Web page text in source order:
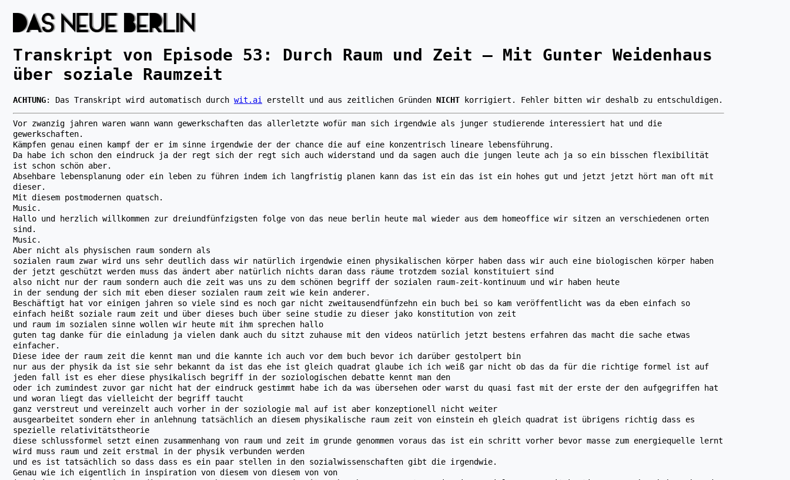
Transkript von Episode 53 : Durch Raum und Zeit – Mit Gunter Weidenhaus
über soziale Raumzeit
ACHTUNG: Das Transkript wird automatisch durch wit.ai erstellt und aus zeitlichen Gründen NICHT korrigiert. Fehler bitten wir deshalb zu entschuldigen.
Vor zwanzig jahren waren wann wann gewerkschaften das allerletzte wofür man sich irgendwie als junger studierende interessiert hat und die
gewerkschaften.
Kämpfen genau einen kampf der er im sinne irgendwie der der chance die auf eine konzentrisch lineare lebensführung.
Da habe ich schon den eindruck ja der regt sich der regt sich auch widerstand und da sagen auch die jungen leute ach ja so ein bisschen flexibilität
ist schon schön aber.
Absehbare lebensplanung oder ein leben zu führen indem ich langfristig planen kann das ist ein das ist ein hohes gut und jetzt jetzt hört man oft mit
dieser.
Mit diesem postmodernen quatsch.
Music.
Hallo und herzlich willkommen zur dreiundfünfzigsten folge von das neue berlin heute mal wieder aus dem homeoffice wir sitzen an verschiedenen orten
sind.
Music.
Aber nicht als physischen raum sondern als
sozialen raum zwar wird uns sehr deutlich dass wir natürlich irgendwie einen physikalischen körper haben dass wir auch eine biologischen körper haben
der jetzt geschützt werden muss das ändert aber natürlich nichts daran dass räume trotzdem sozial konstituiert sind
also nicht nur der raum sondern auch die zeit was uns zu dem schönen begriff der sozialen raum-zeit-kontinuum und wir haben heute
in der sendung der sich mit eben dieser sozialen raum zeit wie kein anderer.
Beschäftigt hat vor einigen jahren so viele sind es noch gar nicht zweitausendfünfzehn ein buch bei so kam veröffentlicht was da eben einfach so
einfach heißt soziale raum zeit und über dieses buch über seine studie zu dieser jako konstitution von zeit
und raum im sozialen sinne wollen wir heute mit ihm sprechen hallo
guten tag danke für die einladung ja vielen dank auch du sitzt zuhause mit den videos natürlich jetzt bestens erfahren das macht die sache etwas
einfacher.
Diese idee der raum zeit die kennt man und die kannte ich auch vor dem buch bevor ich darüber gestolpert bin
nur aus der physik da ist sie sehr bekannt da ist das ehe ist gleich quadrat glaube ich ich weiß gar nicht ob das da für die richtige formel ist auf
jeden fall ist es eher diese physikalisch begriff in der soziologischen debatte kennt man den
oder ich zumindest zuvor gar nicht hat der eindruck gestimmt habe ich da was übersehen oder warst du quasi fast mit der erste der den aufgegriffen hat
und woran liegt das vielleicht der begriff taucht
ganz verstreut und vereinzelt auch vorher in der soziologie mal auf ist aber konzeptionell nicht weiter
ausgearbeitet sondern eher in anlehnung tatsächlich an diesem physikalische raum zeit von einstein eh gleich quadrat ist übrigens richtig dass es
spezielle relativitätstheorie
diese schlussformel setzt einen zusammenhang von raum und zeit im grunde genommen voraus das ist ein schritt vorher bevor masse zum energiequelle lernt
wird muss raum und zeit erstmal in der physik verbunden werden
und es ist tatsächlich so dass dass es ein paar stellen in den sozialwissenschaften gibt die irgendwie.
Genau wie ich eigentlich in inspiration von diesem von diesem von von